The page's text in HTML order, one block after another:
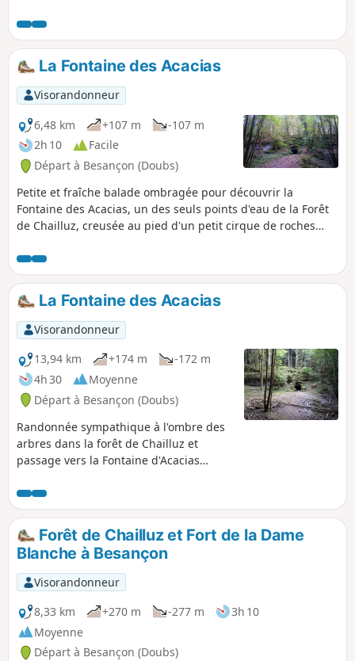
tombée, rencontrant en chemin des ruines
d'une ancienne caborde, Puis, par une belle
ligne de corniches qui surplombe la vallée
de l'Ognon, vous gagnerez le belvédère du
Fort de la Dame Blanche sur les Vosges. Des
anciennes fortifications, vous redescendrez
vers Tallenay par des sentiers surplombant
un devers de forêt pittoresque pour
terminer par le paisible Sentier du Facteur
qui vous conduira à une borne forestière du
temps de Louis XV.
La Fontaine des Acacias
Visorandonneur
6,48 km
+107 m
-107 m
2h 10
Facile
Départ à Besançon (Doubs)
Petite et fraîche balade ombragée pour découvrir la
Fontaine des Acacias, un des seuls points d'eau de la Forêt
de Chailluz, creusée au pied d'un petit cirque de roches
floristique d'une autre doline : le Creux Vivier.
La Fontaine des Acacias
Visorandonneur
13,94 km
+174 m
-172 m
4h 30
Moyenne
Départ à Besançon (Doubs)
Randonnée sympathique à l'ombre des
arbres dans la forêt de Chailluz et
passage vers la Fontaine d'Acacias
de doline). Parcours sans difficulté entre
les parcelles de résineux.
Forêt de Chailluz et Fort de la Dame
Blanche à Besançon
Visorandonneur
8,33 km
+270 m -277 m
3h 10
Moyenne
Départ à Besançon (Doubs)